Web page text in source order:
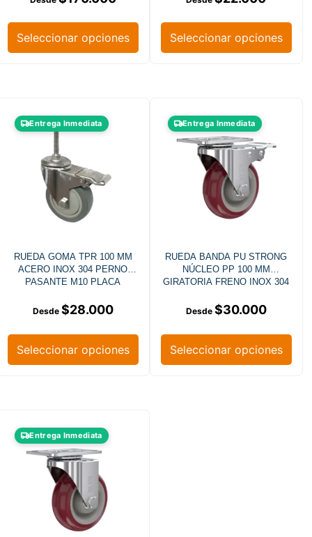
Seleccionar opciones Seleccionar opciones
Entrega Inmediata
RUEDA GOMA TPR 100 MM
ACERO INOX 304 PERNO
PASANTE M10 PLACA
$28.000
Seleccionar opciones
Entrega Inmediata
RUEDA BANDA PU STRONG
NÚCLEO PP 100 MM
GIRATORIA FRENO INOX 304
$30.000
Seleccionar opciones
Entrega Inmediata